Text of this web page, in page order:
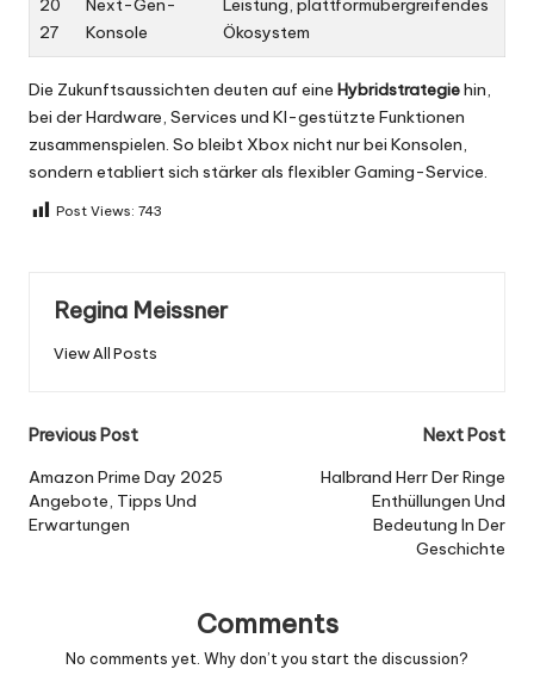
27
Konsole
Ökosystem
Die Zukunftsaussichten deuten auf eine Hybridstrategiehin,
bei der Hardware, Services und KI-gestützte Funktionen
zusammenspielen. So bleibt Xbox nicht nur bei Konsolen,
sondern etabliert sich stärker als flexibler Gaming-Service.
Post Views: 743
Regina Meissner
View All Posts
Post
navigation
Previous Post
Amazon Prime Day 2025
Angebote, Tipps Und
Erwartungen
Next Post
Halbrand Herr Der Ringe
Enthüllungen Und
Bedeutung In Der
Geschichte
Comments
No comments yet. Why don’t you start the discussion?